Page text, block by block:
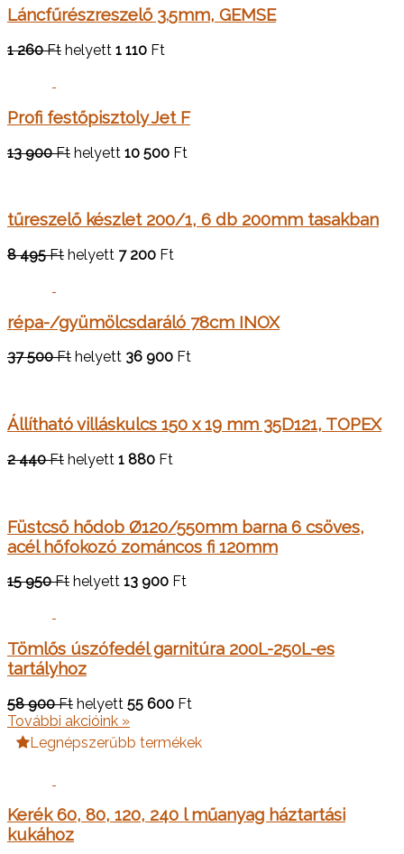
Láncfűrészreszelő 3.5mm, GEMSE
1 260 Ft helyett 1 110 Ft
Profi festőpisztoly Jet F
13 900 Ft helyett 10 500 Ft
tűreszelő készlet 200/1, 6 db 200mm tasakban
8 495 Ft helyett 7 200 Ft
répa-/gyümölcsdaráló 78cm INOX
37 500 Ft helyett 36 900 Ft
Állítható villáskulcs 150 x 19 mm 35D121, TOPEX
2 440 Ft helyett 1 880 Ft
Füstcső hődob Ø120/550mm barna 6 csöves,
acél hőfokozó zománcos fi 120mm
15 950 Ft helyett 13 900 Ft
Tömlős úszófedél garnitúra 200L-250L-es
tartályhoz
58 900 Ft helyett 55 600 Ft
További akcióink »
Legnépszerűbb termékek
Kerék 60, 80, 120, 240 l műanyag háztartási
kukához